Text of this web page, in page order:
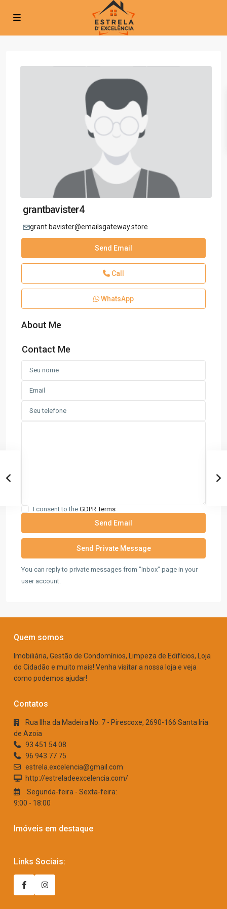
grantbavister4
grant.bavister@emailsgateway.store
Send Email
Call
WhatsApp
About Me
Contact Me
I consent to the GDPR Terms
You can reply to private messages from "Inbox" page in your
user account.
Quem somos
Imobiliária, Gestão de Condomínios, Limpeza de Edifícios, Loja
do Cidadão e muito mais! Venha visitar a nossa loja e veja
como podemos ajudar!
Contatos
Rua Ilha da Madeira No. 7 - Pirescoxe, 2690-166 Santa Iria
de Azoia
93 451 54 08
96 943 77 75
estrela.excelencia@gmail.com
http://estreladeexcelencia.com/
Segunda-feira - Sexta-feira:
9:00 - 18:00
Imóveis em destaque
Links Sociais: